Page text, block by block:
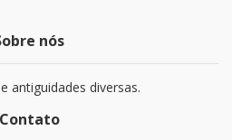
nós
antiguidades diversas.
Contato